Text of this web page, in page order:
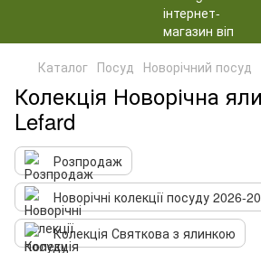
Каталог Посуд Новорічний посуд
Колекція Новорічна
Lefard
Розпродаж
Новорічні колекції посуду 2026-
Колекція Святкова з ялинкою